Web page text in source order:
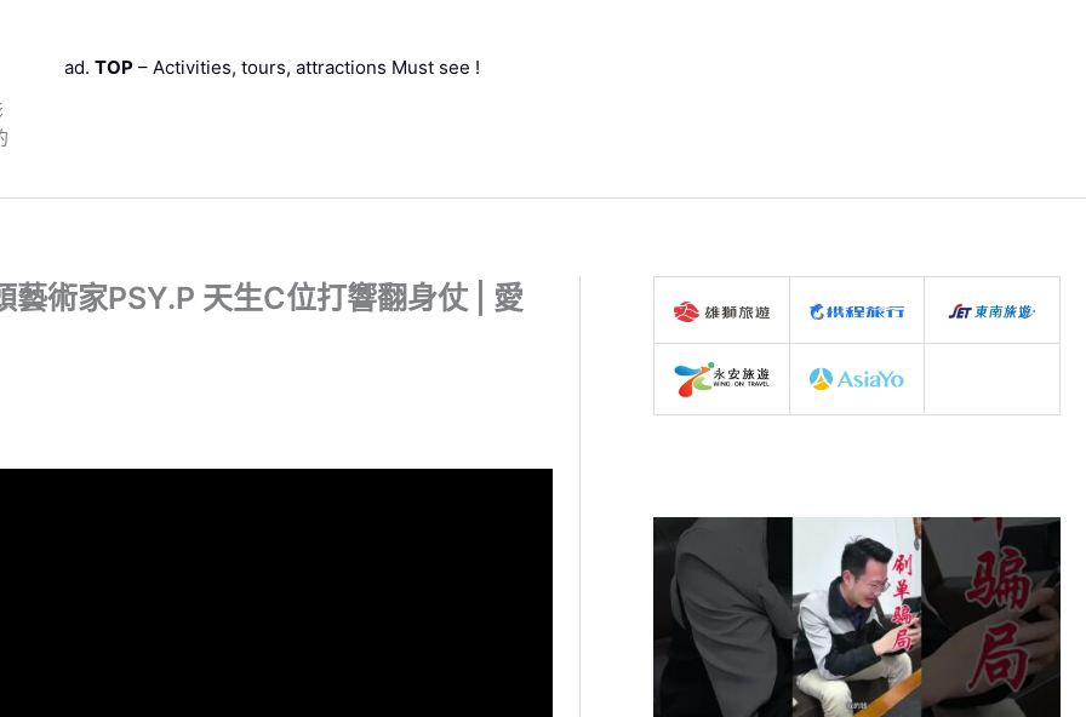
ad. TOP– Activities, tours, attractions Must see !
術家PSY.P 天生C位打響翻身仗 | 愛